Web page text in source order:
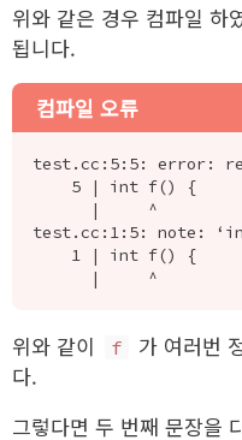
위와 같은 경우 컴파일 하
됩니다.
컴파일 오류
test.cc:5:5: error:
test.cc:1:5: note:
위와 같이 f
가 여러번
다.
그렇다면 두 번째 문장을